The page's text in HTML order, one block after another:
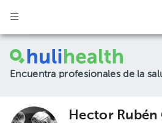
Encuentra profesionales de la
Hector Rubén